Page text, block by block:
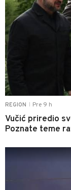
REGION Pre 9 h
Vučić priredio
Poznate teme